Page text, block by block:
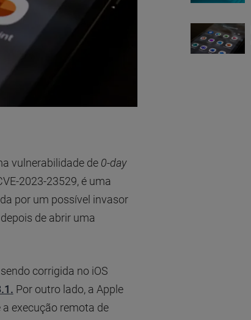
vulnerabilidade de 0-day
2023-23529, é uma
por um possível invasor
de abrir uma
corrigida no iOS
. Por outro lado, a Apple
execução remota de